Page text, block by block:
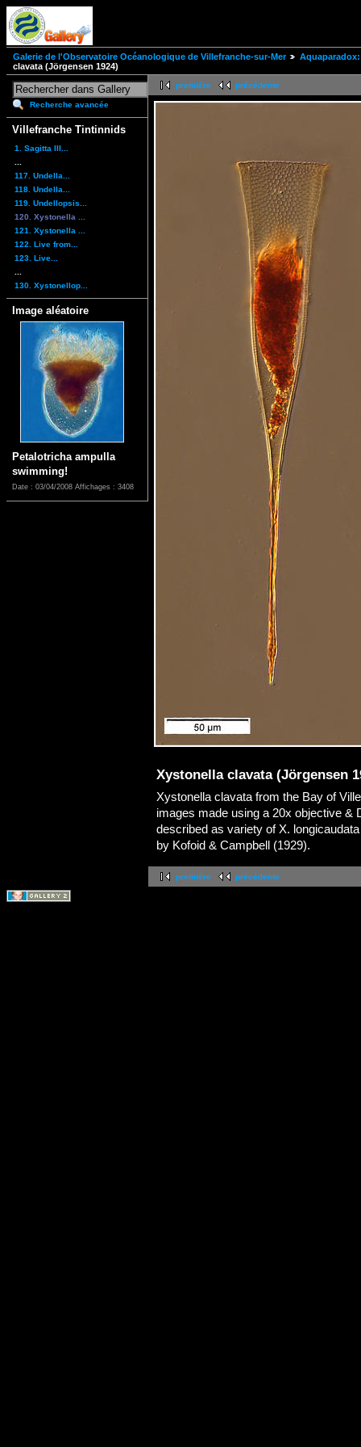
Galerie de l'Observatoire Océanologique de Villefranche-sur-Mer
clavata (Jörgensen 1924)
Recherche avancée
Villefranche Tintinnids
1. Sagitta III...
117. Undella...
118. Undella...
119. Undellopsis...
120. Xystonella ...
121. Xystonella ...
122. Live from...
123. Live...
130. Xystonellop...
Image aléatoire
Petalotricha ampulla
swimming!
Date : 03/04/2008 Affichages : 3408
première précédente
Xystonella clavata (Jörgensen
Xystonella clavata from the Bay of
images made using a 20x objective &
described as variety of X.
by Kofoid & Campbell (1929).
première précédente